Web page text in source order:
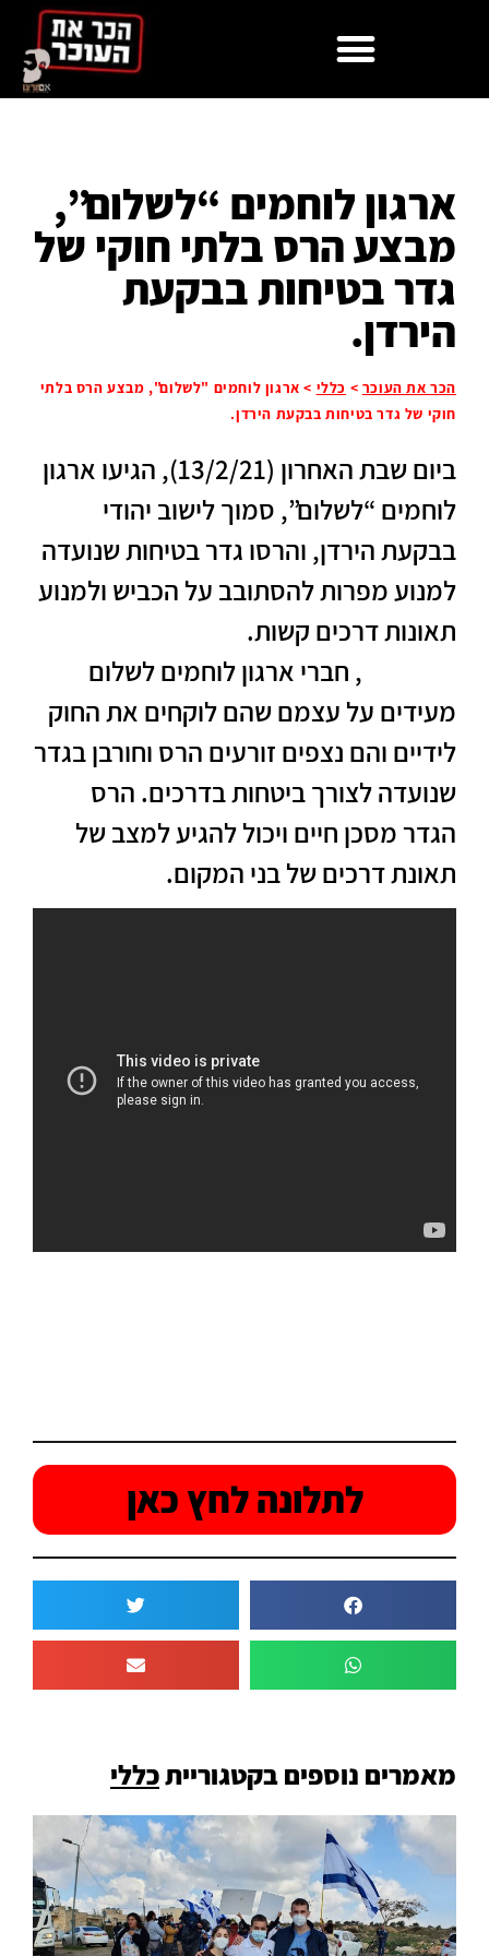
ארגון לוחמים “לשלום”,
מבצע הרס בלתי חוקי של
גדר בטיחות בבקעת
הירדן.
הכר את העוכר > כללי > ארגון לוחמים "לשלום", מבצע הרס בלתי
חוקי של גדר בטיחות בבקעת הירדן.
ביום שבת האחרון (13/2/21), הגיעו ארגון
לוחמים “לשלום”, סמוך לישוב יהודי
בבקעת הירדן, והרסו גדר בטיחות שנועדה
למנוע מפרות להסתובב על הכביש ולמנוע
תאונות דרכים קשות.
, חברי ארגון לוחמים לשלום
מעידים על עצמם שהם לוקחים את החוק
לידיים והם נצפים זורעים הרס וחורבן בגדר
שנועדה לצורך ביטחות בדרכים. הרס
הגדר מסכן חיים ויכול להגיע למצב של
תאונת דרכים של בני המקום.
לתלונה לחץ כאן
מאמרים נוספים בקטגורייתכללי